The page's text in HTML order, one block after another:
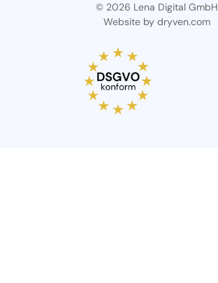
© 2026 Lena Digital GmbH
Website by dryven.com